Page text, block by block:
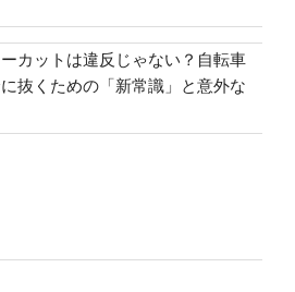
カットは違反じゃない？自転車
抜くための「新常識」と意外な